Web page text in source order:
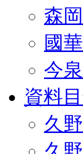
森
國
今
資料
久